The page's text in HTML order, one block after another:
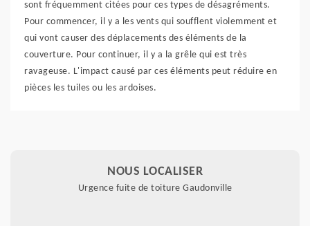
sont fréquemment citées pour ces types de désagréments.
Pour commencer, il y a les vents qui soufflent violemment et
qui vont causer des déplacements des éléments de la
couverture. Pour continuer, il y a la grêle qui est très
ravageuse. L'impact causé par ces éléments peut réduire en
pièces les tuiles ou les ardoises.
NOUS LOCALISER
Urgence fuite de toiture Gaudonville